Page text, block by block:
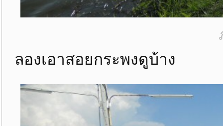
ลองเอาสอยกระพงดูบ้าง